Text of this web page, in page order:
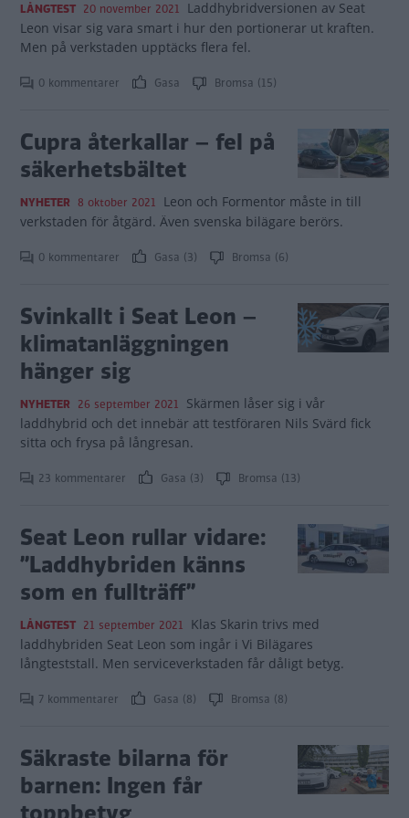
LÅNGTEST 20 november 2021 Laddhybridversionen av Seat
Leon visar sig vara smart i hur den portionerar ut kraften.
Men på verkstaden upptäcks flera fel.
0 kommentarer Gasa Bromsa (15)
Cupra återkallar – fel på
säkerhetsbältet
NYHETER 8 oktober 2021 Leon och Formentor måste in till
verkstaden för åtgärd. Även svenska bilägare berörs.
0 kommentarer Gasa (3) Bromsa (6)
Svinkallt i Seat Leon –
klimatanläggningen
hänger sig
NYHETER 26 september 2021 Skärmen låser sig i vår
laddhybrid och det innebär att testföraren Nils Svärd fick
sitta och frysa på långresan.
23 kommentarer Gasa (3) Bromsa (13)
Seat Leon rullar vidare:
”Laddhybriden känns
som en fullträff”
LÅNGTEST 21 september 2021 Klas Skarin trivs med
laddhybriden Seat Leon som ingår i Vi Bilägares
långteststall. Men serviceverkstaden får dåligt betyg.
7 kommentarer Gasa (8) Bromsa (8)
Säkraste bilarna för
barnen: Ingen får